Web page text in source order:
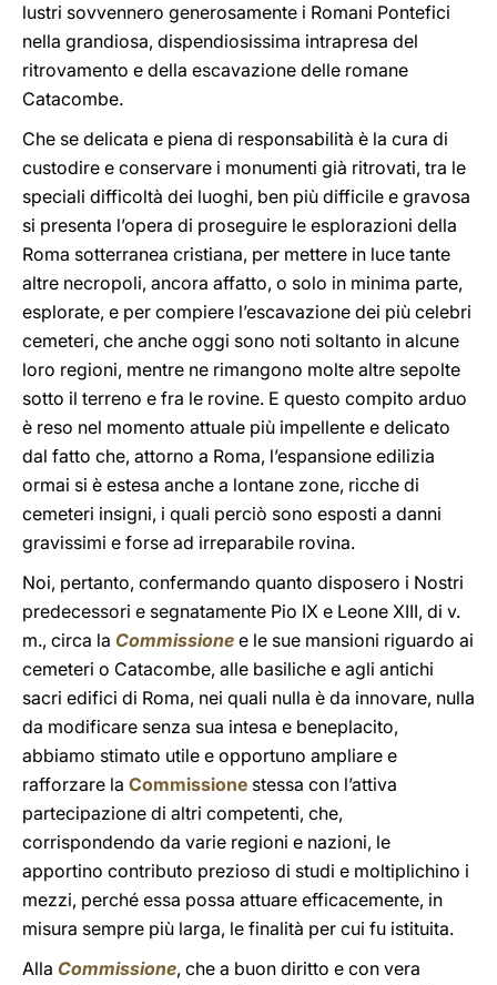
lustri sovvennero generosamente i Romani Pontefici
nella grandiosa, dispendiosissima intrapresa del
ritrovamento e della escavazione delle romane
Catacombe.
Che se delicata e piena di responsabilità è la cura di
custodire e conservare i monumenti già ritrovati, tra le
speciali difficoltà dei luoghi, ben più difficile e gravosa
si presenta l’opera di proseguire le esplorazioni della
Roma sotterranea cristiana, per mettere in luce tante
altre necropoli, ancora affatto, o solo in minima parte,
esplorate, e per compiere l’escavazione dei più celebri
cemeteri, che anche oggi sono noti soltanto in alcune
loro regioni, mentre ne rimangono molte altre sepolte
sotto il terreno e fra le rovine. E questo compito arduo
è reso nel momento attuale più impellente e delicato
dal fatto che, attorno a Roma, l’espansione edilizia
ormai si è estesa anche a lontane zone, ricche di
cemeteri insigni, i quali perciò sono esposti a danni
gravissimi e forse ad irreparabile rovina.
Noi, pertanto, confermando quanto disposero i Nostri
predecessori e segnatamente Pio IX e Leone XIII, di v.
m., circa la Commissione e le sue mansioni riguardo ai
cemeteri o Catacombe, alle basiliche e agli antichi
sacri edifici di Roma, nei quali nulla è da innovare, nulla
da modificare senza sua intesa e beneplacito,
abbiamo stimato utile e opportuno ampliare e
rafforzare la Commissione stessa con l’attiva
partecipazione di altri competenti, che,
corrispondendo da varie regioni e nazioni, le
apportino contributo prezioso di studi e moltiplichino i
mezzi, perché essa possa attuare efficacemente, in
misura sempre più larga, le finalità per cui fu istituita.
Alla Commissione, che a buon diritto e con vera